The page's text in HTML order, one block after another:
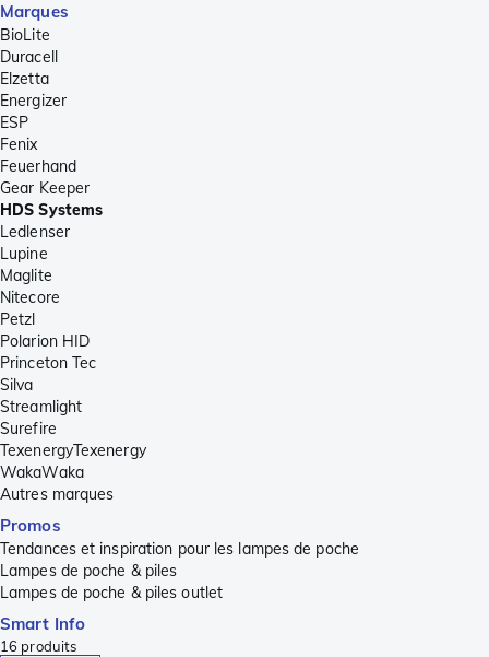
Marques
BioLite
Duracell
Elzetta
Energizer
ESP
Fenix
Feuerhand
Gear Keeper
HDS Systems
Ledlenser
Lupine
Maglite
Nitecore
Petzl
Polarion HID
Princeton Tec
Silva
Streamlight
Surefire
TexenergyTexenergy
WakaWaka
Autres marques
Promos
Tendances et inspiration pour les lampes de poche
Lampes de poche & piles
Lampes de poche & piles outlet
Smart Info
16 produits